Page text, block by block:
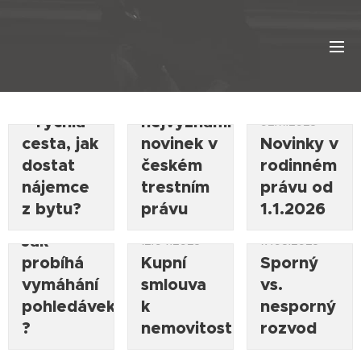
– rychlá
cesta, jak
dostat
nájemce
z bytu?
nejvýznamnějších
novinek v
českém
trestním
právu
02.11.2025
Novinky v
rodinném
právu od
1.1.2026
21.04.2025
Jak
probíhá
vymáhání
pohledávek
?
12.04.2025
Kupní
smlouva
k
nemovitosti
17.03.2025
Sporný
vs.
nesporný
rozvod
06.03.2025